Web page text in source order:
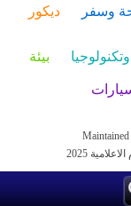
وسفر ديكور
بيئة